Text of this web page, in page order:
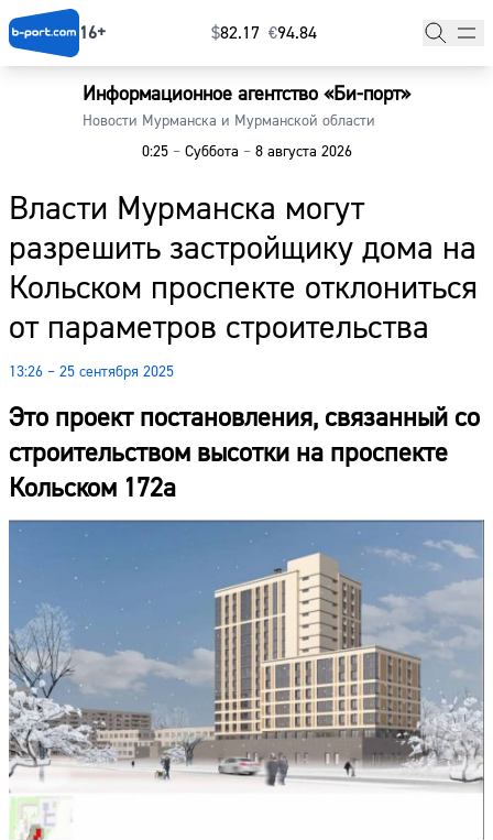
16+ $⁠82.17 €⁠94.84
Информационное агентство «Би-порт»
Новости Мурманска и Мурманской области
0:25 –Суббота –8 августа 2026
Власти Мурманска могут
разрешить застройщику дома на
Кольском проспекте отклониться
от параметров строительства
13:26 – 25 сентября 2025
Это проект постановления, связанный со
строительством высотки на проспекте
Кольском 172а
Главная
Наши гости
Фоторепортажи
Погода
Курсы валют